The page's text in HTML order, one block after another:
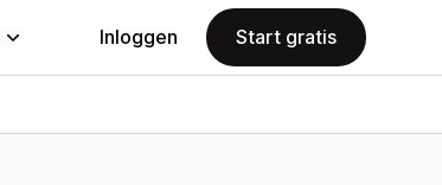
Inloggen Start gratis